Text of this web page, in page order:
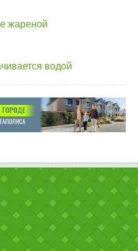
жареной
водой